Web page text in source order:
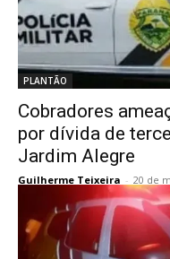
PLANTÃO
Cobradores
por dívida de
Jardim Alegre
Guilherme Teixeira - 20 de